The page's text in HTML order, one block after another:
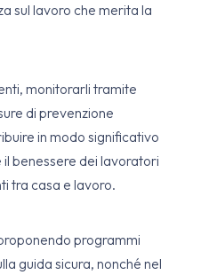
sul lavoro che merita la
monitorarli tramite
di prevenzione
in modo significativo
il benessere dei lavoratori
tra casa e lavoro.
programmi
guida sicura, nonché nel